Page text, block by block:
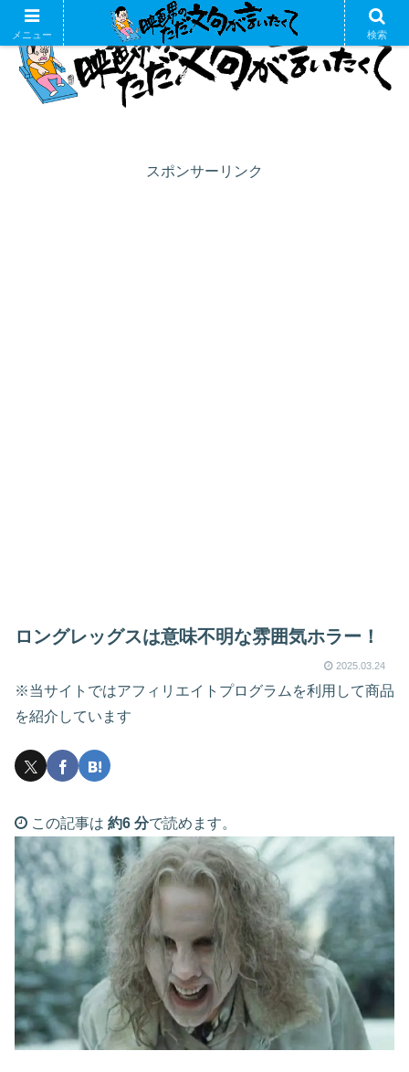
スポンサーリンク
ロングレッグスは意味不明な雰囲気ホラー！
2025.03.24
※当サイトではアフィリエイトプログラムを利用して商品
を紹介しています
この記事は 約6 分で読めます。
メニュー 検索